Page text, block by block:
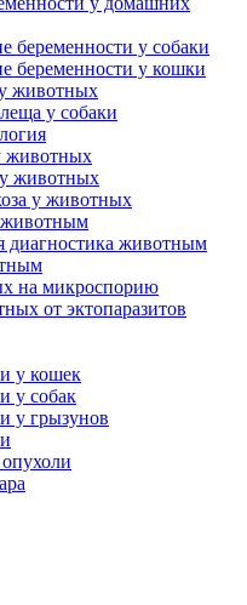
беременности у собаки
беременности у кошки
животных
у собаки
животных
животных
у животных
животным
диагностика животным
на микроспорию
от эктопаразитов
у кошек
у собак
у грызунов